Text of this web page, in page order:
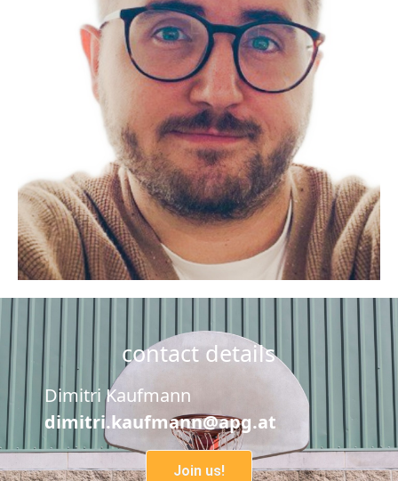
contact details
Dimitri Kaufmann
dimitri.kaufmann@apg.at
Join us!